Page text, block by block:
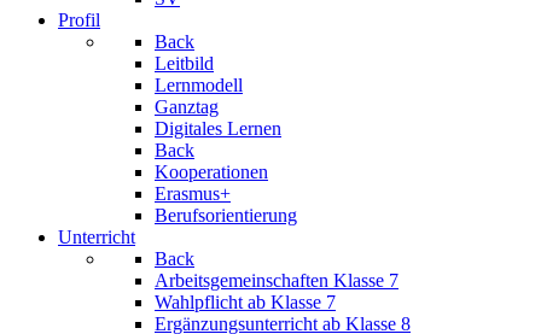
Profil
Back
Leitbild
Lernmodell
Ganztag
Digitales Lernen
Back
Kooperationen
Erasmus+
Berufsorientierung
Unterricht
Back
Arbeitsgemeinschaften Klasse 7
Wahlpflicht ab Klasse 7
Ergänzungsunterricht ab Klasse 8